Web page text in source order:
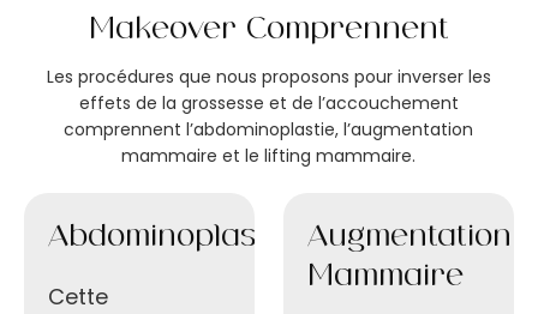
Makeover Comprennent
Les procédures que nous proposons pour inverser les
effets de la grossesse et de l’accouchement
comprennent l’abdominoplastie, l’augmentation
mammaire et le lifting mammaire.
Abdominoplastie
Cette
Augmentation
Mammaire